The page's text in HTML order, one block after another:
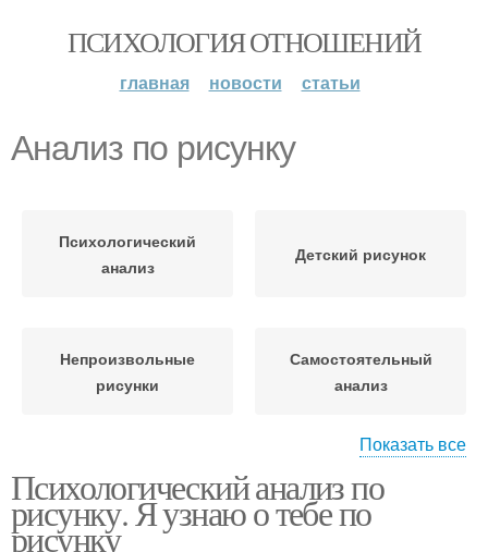
ПСИХОЛОГИЯ ОТНОШЕНИЙ
главная новости статьи
Анализ по рисунку
Психологический
анализ
Детский рисунок
Непроизвольные
рисунки
Самостоятельный
анализ
Анализ по шагам
Показать все
Психологический анализ по
рисунку. Я узнаю о тебе по
рисунку